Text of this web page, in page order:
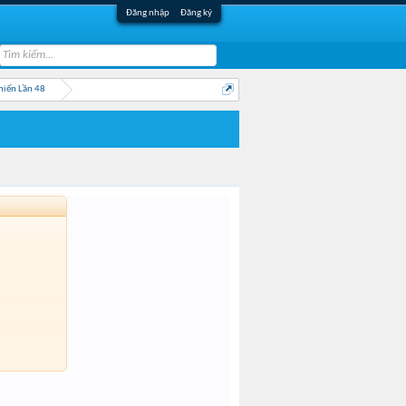
Đăng nhập Đăng ký
Lần 48